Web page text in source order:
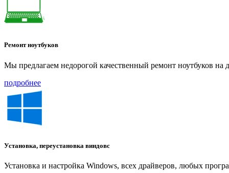
Ремонт ноутбуков
Мы предлагаем недорогой качественный ремонт ноутбуков на
подробнее
Установка, переустановка виндовс
Установка и настройка Windows, всех драйверов, любых